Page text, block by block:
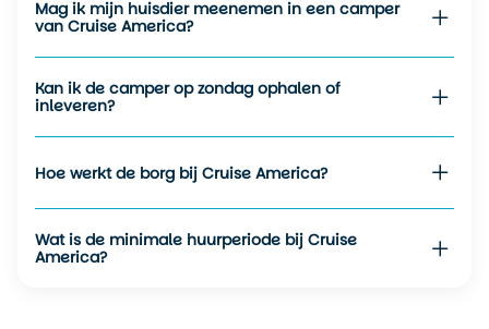
bij inleveren inbegrepen.
Alles draait om flexibiliteit
Wat Cruise America vooral aantrekkelijk maakt, is de
verhuurder een veilige keuze voor zowel ervaren
vanCruise Canada.
Mag ik mijn huisdier meenemen in een camper
van Cruise America?
Kan ik de camper op zondag ophalen of
inleveren?
Hoe werkt de borg bij Cruise America?
Wat is de minimale huurperiode bij Cruise
America?